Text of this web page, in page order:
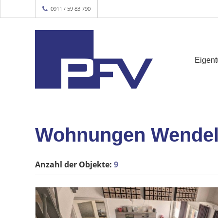
0911 / 59 83 790
Wohnungen
Anzahl der Objekte: 9